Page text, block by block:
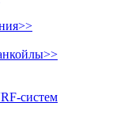
>>
>>
систем